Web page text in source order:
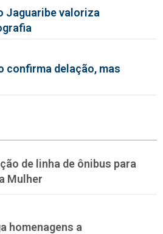
Jaguaribe valoriza
confirma delação, mas
de linha de ônibus para
Mulher
homenagens a